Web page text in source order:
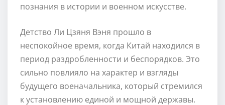
познания в истории и военном искусстве.
Детство Ли Цзяня Вэня прошло в
неспокойное время, когда Китай находился в
период раздробленности и беспорядков. Это
сильно повлияло на характер и взгляды
будущего военачальника, который стремился
к установлению единой и мощной державы.